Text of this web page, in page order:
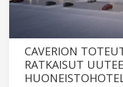
CAVERION
RATKAISUT